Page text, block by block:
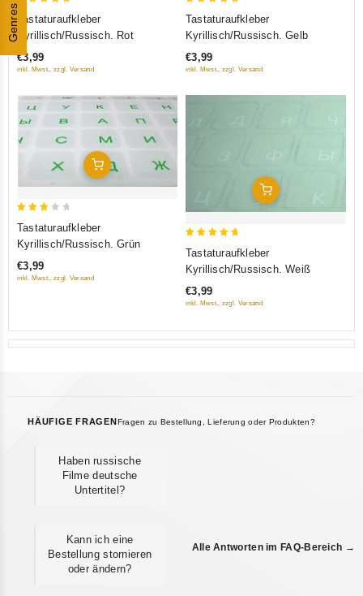
Genres Tastaturaufkleber
Kyrillisch/Russisch. Rot
€3,99
inkl. Mwst., zzgl. Versand
Tastaturaufkleber
Kyrillisch/Russisch. Gelb
€3,99
inkl. Mwst., zzgl. Versand
In Den Warenkorb
Tastaturaufkleber
Kyrillisch/Russisch. Grün
€3,99
inkl. Mwst., zzgl. Versand
In Den Warenkorb
Tastaturaufkleber
Kyrillisch/Russisch. Weiß
€3,99
inkl. Mwst., zzgl. Versand
HÄUFIGE FRAGEN Fragen zu Bestellung, Lieferung oder Produkten?
Haben russische
Filme deutsche
Untertitel?
Kann ich eine
Bestellung stornieren
oder ändern?
Alle Antworten im FAQ-Bereich →